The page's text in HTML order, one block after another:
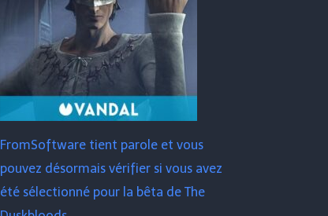
FromSoftware tient parole et vous
pouvez désormais vérifier si vous avez
été sélectionné pour la bêta de The